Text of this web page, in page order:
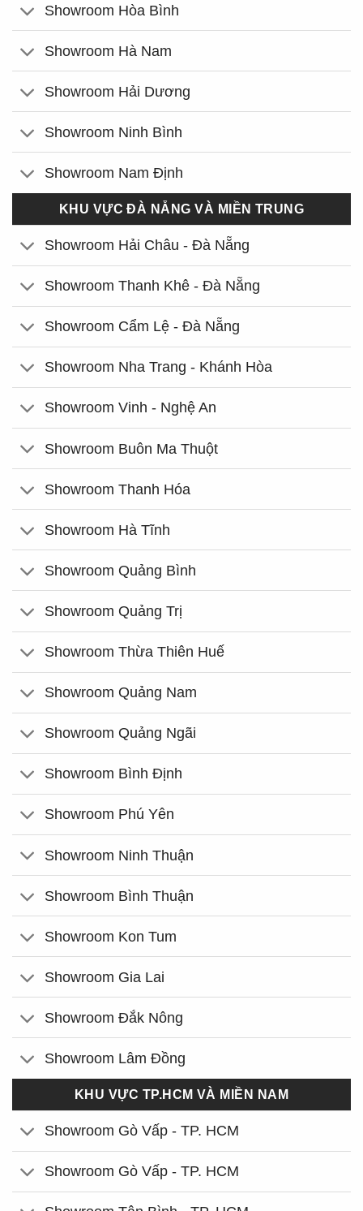
Showroom Hòa Bình
Showroom Hà Nam
Showroom Hải Dương
Showroom Ninh Bình
Showroom Nam Định
KHU VỰC ĐÀ NẴNG VÀ MIỀN TRUNG
Showroom Hải Châu - Đà Nẵng
Showroom Thanh Khê - Đà Nẵng
Showroom Cẩm Lệ - Đà Nẵng
Showroom Nha Trang - Khánh Hòa
Showroom Vinh - Nghệ An
Showroom Buôn Ma Thuột
Showroom Thanh Hóa
Showroom Hà Tĩnh
Showroom Quảng Bình
Showroom Quảng Trị
Showroom Thừa Thiên Huế
Showroom Quảng Nam
Showroom Quảng Ngãi
Showroom Bình Định
Showroom Phú Yên
Showroom Ninh Thuận
Showroom Bình Thuận
Showroom Kon Tum
Showroom Gia Lai
Showroom Đắk Nông
Showroom Lâm Đồng
KHU VỰC TP.HCM VÀ MIỀN NAM
Showroom Gò Vấp - TP. HCM
Showroom Gò Vấp - TP. HCM